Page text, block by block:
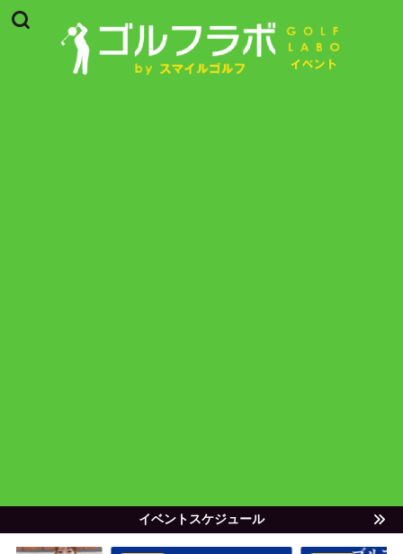
イベントスケジュール